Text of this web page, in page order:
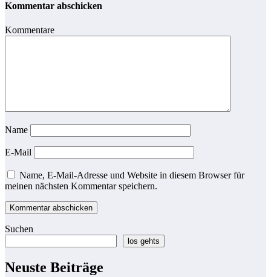
Kommentar abschicken
Kommentare
Name
E-Mail
Name, E-Mail-Adresse und Website in diesem Browser für
meinen nächsten Kommentar speichern.
Suchen
los gehts
Neuste Beiträge